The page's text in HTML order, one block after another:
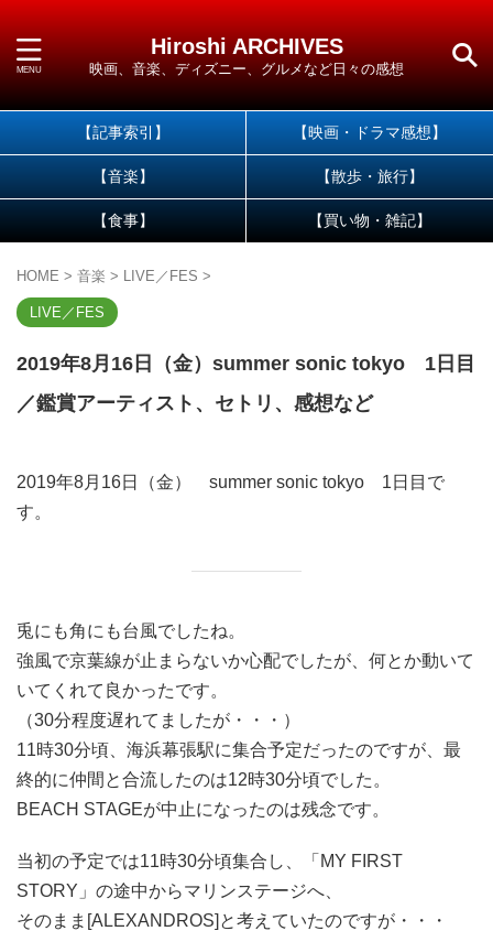
Hiroshi ARCHIVES
映画、音楽、ディズニー、グルメなど日々の感想
【記事索引】 【映画・ドラマ感想】
【音楽】 【散歩・旅行】
【食事】 【買い物・雑記】
HOME > 音楽 > LIVE／FES >
LIVE／FES
2019年8月16日（金）summer sonic tokyo 1日目
／鑑賞アーティスト、セトリ、感想など
2019年8月16日（金） summer sonic tokyo 1日目で
す。
兎にも角にも台風でしたね。
強風で京葉線が止まらないか心配でしたが、何とか動いて
いてくれて良かったです。
（30分程度遅れてましたが・・・）
11時30分頃、海浜幕張駅に集合予定だったのですが、最
終的に仲間と合流したのは12時30分頃でした。
BEACH STAGEが中止になったのは残念です。
当初の予定では11時30分頃集合し、「MY FIRST
STORY」の途中からマリンステージへ、
そのまま[ALEXANDROS]と考えていたのですが・・・